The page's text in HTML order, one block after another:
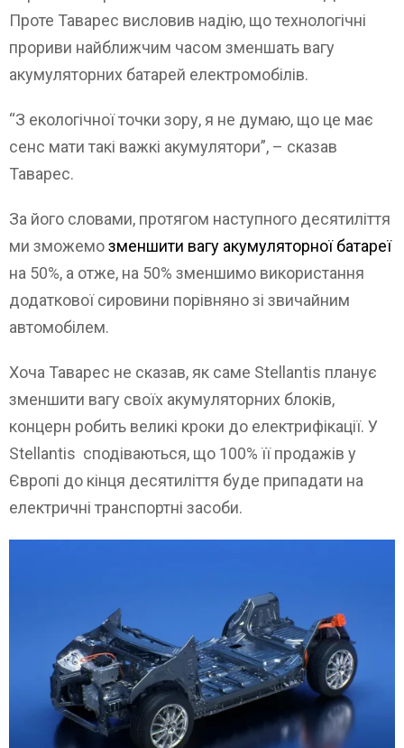
Проте Таварес висловив надію, що технологічні
прориви найближчим часом зменшать вагу
акумуляторних батарей електромобілів.
“З екологічної точки зору, я не думаю, що це має
сенс мати такі важкі акумулятори”, – сказав
Таварес.
За його словами, протягом наступного десятиліття
ми зможемозменшити вагу акумуляторної батареї
на 50%, а отже, на 50% зменшимо використання
додаткової сировини порівняно зі звичайним
автомобілем.
Хоча Таварес не сказав, як саме Stellantis планує
зменшити вагу своїх акумуляторних блоків,
концерн робить великі кроки до електрифікації. У
Stellantis сподіваються, що 100% її продажів у
Європі до кінця десятиліття буде припадати на
електричні транспортні засоби.